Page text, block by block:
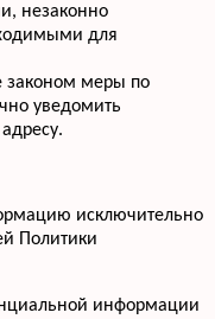
незаконно
для
законом меры по
уведомить
исключительно
Политики
информации